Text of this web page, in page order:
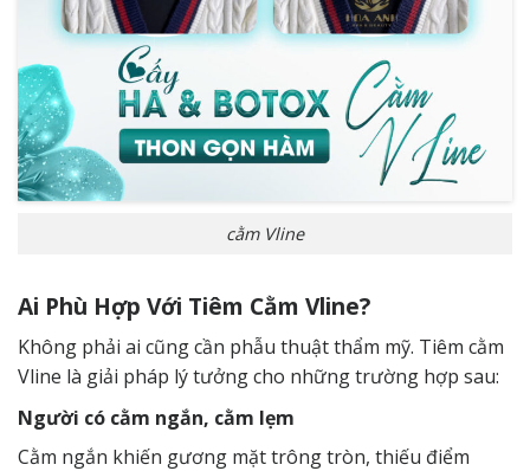
cằm Vline
Ai Phù Hợp Với Tiêm Cằm Vline?
Không phải ai cũng cần phẫu thuật thẩm mỹ. Tiêm cằm
Vline là giải pháp lý tưởng cho những trường hợp sau:
Người có cằm ngắn, cằm lẹm
Cằm ngắn khiến gương mặt trông tròn, thiếu điểm